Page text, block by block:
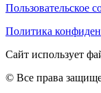
Пользовательское
Политика
Сайт использует
© Все права